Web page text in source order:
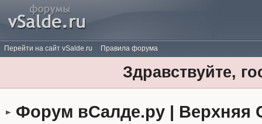
Перейти на сайт vSalde.ru Правила форума
Здравствуйте,
Форум вСалде.ру | Верхняя